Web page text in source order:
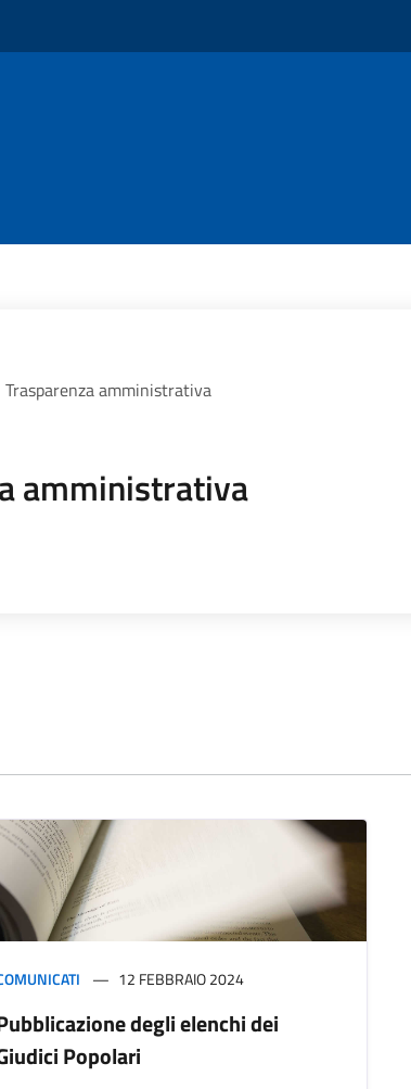
Trasparenza amministrativa
amministrativa
12 FEBBRAIO 2024
degli elenchi dei
Popolari